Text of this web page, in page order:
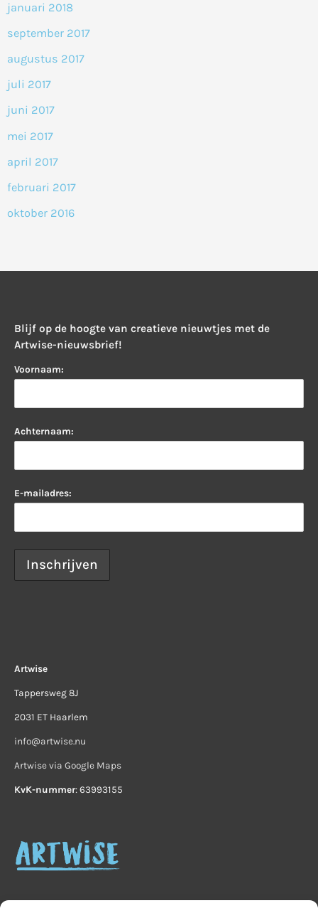
januari 2018
september 2017
augustus 2017
juli 2017
juni 2017
mei 2017
april 2017
februari 2017
oktober 2016
Blijf op de hoogte van creatieve nieuwtjes met de
Artwise-nieuwsbrief!
Voornaam:
Achternaam:
E-mailadres:
Artwise
Tappersweg 8J
2031 ET Haarlem
info@artwise.nu
Artwise via Google Maps
KvK-nummer: 63993155